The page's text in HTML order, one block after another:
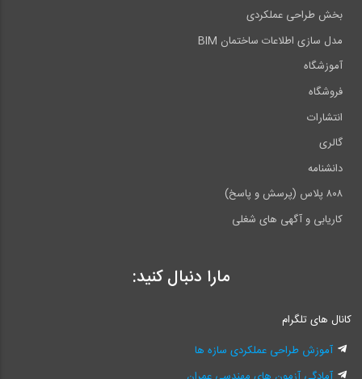
بخش طراحی عملکردی
مدل سازی اطلاعات ساختمان BIM
آموزشگاه
فروشگاه
انتشارات
گالری
دانشنامه
۸۰۸ پلاس (پرسش و پاسخ)
کاریابی و آگهی های شغلی
مارا دنبال کنید:
کانال های تلگرام
آموزش طراحی عملکردی سازه ها